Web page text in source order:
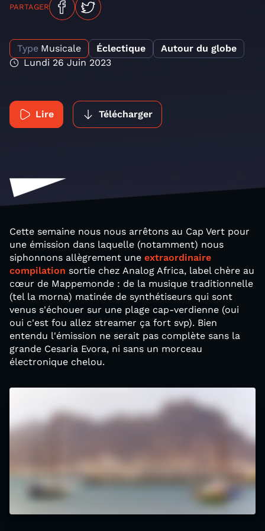
PARTAGER
Type Musicale Éclectique
Autour du globe
Lundi 26 Juin 2023
Lire Télécharger
Cette semaine nous nous arrêtons au Cap Vert pour
une émission dans laquelle (notamment) nous
siphonnons allègrement une extraordinaire
compilation sortie chez Analog Africa, label chère au
cœur de Mappemonde : de la musique traditionnelle
(tel la morna) matinée de synthétiseurs qui sont
venus s'échouer sur une plage cap-verdienne (oui
oui c'est fou allez streamer ça fort svp). Bien
entendu l'émission ne serait pas complète sans la
grande Cesaria Evora, ni sans un morceau
électronique chelou.